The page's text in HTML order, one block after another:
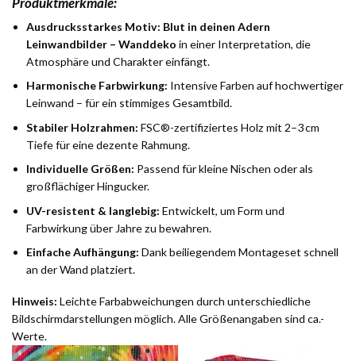
Ausdrucksstarkes Motiv: Blut in deinen Adern
Leinwandbilder – Wanddeko in einer Interpretation, die
Atmosphäre und Charakter einfängt.
Harmonische Farbwirkung: Intensive Farben auf hochwertiger
Leinwand – für ein stimmiges Gesamtbild.
Stabiler Holzrahmen: FSC®-zertifiziertes Holz mit 2–3 cm
Tiefe für eine dezente Rahmung.
Individuelle Größen: Passend für kleine Nischen oder als
großflächiger Hingucker.
UV-resistent & langlebig: Entwickelt, um Form und
Farbwirkung über Jahre zu bewahren.
Einfache Aufhängung: Dank beiliegendem Montageset schnell
an der Wand platziert.
Hinweis: Leichte Farbabweichungen durch unterschiedliche
Bildschirmdarstellungen möglich. Alle Größenangaben sind ca.-
Werte.